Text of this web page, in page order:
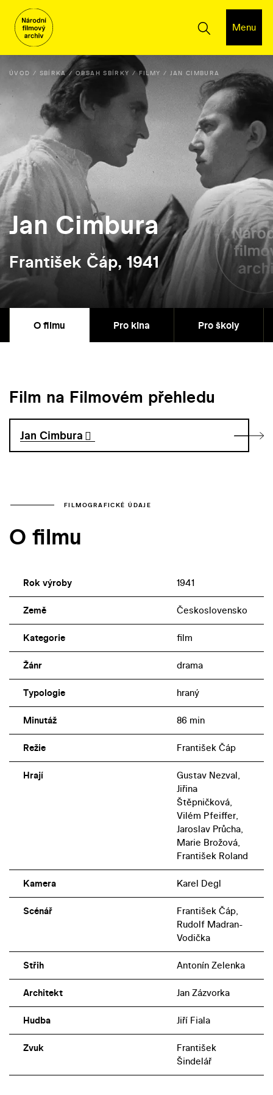
Menu
ÚVOD SBÍRKA OBSAH SBÍRKY FILMY JAN CIMBURA
Jan Cimbura
František Čáp, 1941
O filmu Pro kina Pro školy
Film na Filmovém přehledu
Jan Cimbura
FILMOGRAFICKÉ ÚDAJE
O filmu
Rok výroby 1941
Země Československo
Kategorie film
Žánr drama
Typologie hraný
Minutáž 86 min
Režie František Čáp
Hrají
Gustav Nezval,
Jiřina
Štěpničková,
Vilém Pfeiffer,
Jaroslav Průcha,
Marie Brožová,
František Roland
Kamera Karel Degl
Scénář
František Čáp,
Rudolf Madran-
Vodička
Střih Antonín Zelenka
Architekt Jan Zázvorka
Hudba Jiří Fiala
Zvuk
František
Šindelář